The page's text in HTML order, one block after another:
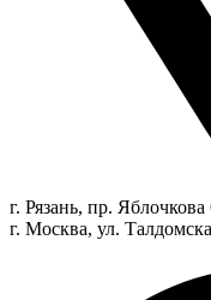
г. Рязань, пр.
г. Москва, ул.